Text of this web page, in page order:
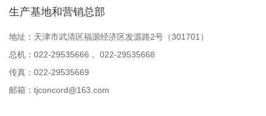
生产基地和营销总部
地址：天津市武清区福源经济区发源路2号（301701）
总机：022-29535666， 022-29535668
传真：022-29535669
邮箱： tjconcord@163.com